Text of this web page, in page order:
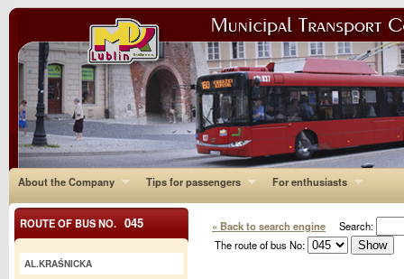
About the Company Tips for passengers For enthusiasts
« Back to search engine Search:
The route of bus No:
ROUTE OF BUS NO. 045
AL.KRAŚNICKA